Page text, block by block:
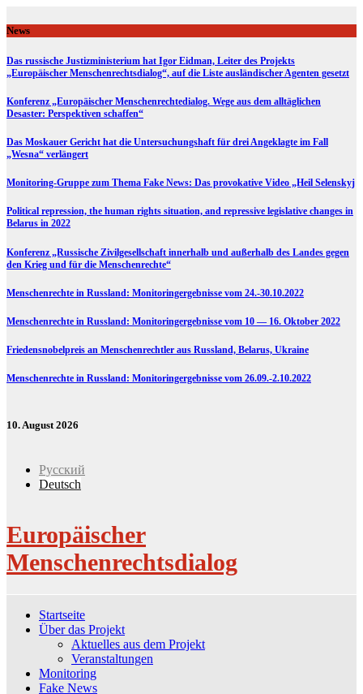
to
content
News
Das russische Justizministerium hat Igor Eidman, Leiter des Projekts
„Europäischer Menschenrechtsdialog“, auf die Liste ausländischer Agenten gesetzt
Konferenz „Europäischer Menschenrechtedialog. Wege aus dem alltäglichen
Desaster: Perspektiven schaffen“
Das Moskauer Gericht hat die Untersuchungshaft für drei Angeklagte im Fall
„Wesna“ verlängert
Monitoring-Gruppe zum Thema Fake News: Das provokative Video „Heil Selenskyj
Political repression, the human rights situation, and repressive legislative changes in
Belarus in 2022
Konferenz „Russische Zivilgesellschaft innerhalb und außerhalb des Landes gegen
den Krieg und für die Menschenrechte“
Menschenrechte in Russland: Monitoringergebnisse vom 24.-30.10.2022
Menschenrechte in Russland: Monitoringergebnisse vom 10 — 16. Oktober 2022
Friedensnobelpreis an Menschenrechtler aus Russland, Belarus, Ukraine
Menschenrechte in Russland: Monitoringergebnisse vom 26.09.-2.10.2022
10. August 2026
Русский
Deutsch
Europäischer
Menschenrechtsdialog
Startseite
Über das Projekt
Aktuelles aus dem Projekt
Veranstaltungen
Monitoring
Fake News